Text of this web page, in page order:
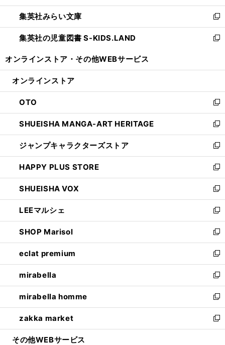
開
く
ウ
で
開
く
ン
ド
ウ
で
ウ
ィ
ン
ド
開
集英社みらい文庫
新
し
い
ン
ウ
で
開
く
集英社の児童図書 S-KIDS.LAND
新
ウ
ン
ド
ウ
で
開
く
オンラインストア・ その他WEBサービス
オンラインストア
OTO
新
し
い
ウ
ィ
ン
ド
ウ
で
開
く
SHUEISHA MANGA-ART HERITAGE
新
し
い
ウ
ィ
ン
ド
ウ
で
開
く
ジャンプキャラクターズストア
新
し
い
ウ
ィ
ン
ド
ウ
で
開
く
HAPPY PLUS STORE
新
し
い
ウ
ィ
ン
ド
ウ
で
開
く
SHUEISHA VOX
新
し
い
ウ
ィ
ン
ド
ウ
で
開
く
LEEマルシェ
新
し
い
ウ
ィ
ン
ド
ウ
で
開
く
SHOP Marisol
新
し
い
ウ
ィ
ン
ド
ウ
で
開
eclat premium
新
し
い
ウ
ィ
ン
ド
ウ
mirabella
新
し
い
ウ
ィ
ン
mirabella homme
新
し
い
ウ
zakka market
新
し
その他WEBサービス